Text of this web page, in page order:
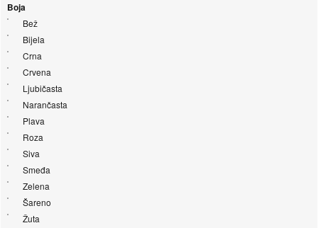
Boja
Bež
Bijela
Crna
Crvena
Ljubičasta
Narančasta
Plava
Roza
Siva
Smeđa
Zelena
Šareno
Žuta